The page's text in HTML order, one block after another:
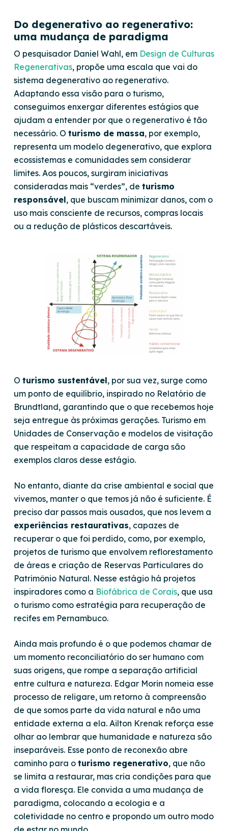
Do degenerativo ao regenerativo:
uma mudança de paradigma
O pesquisador Daniel Wahl, em Design de Culturas
Regenerativas, propõe uma escala que vai do
sistema degenerativo ao regenerativo.
Adaptando essa visão para o turismo,
conseguimos enxergar diferentes estágios que
ajudam a entender por que o regenerativo é tão
necessário. O turismo de massa, por exemplo,
representa um modelo degenerativo, que explora
ecossistemas e comunidades sem considerar
limites. Aos poucos, surgiram iniciativas
consideradas mais “verdes”, de turismo
responsável, que buscam minimizar danos, com o
uso mais consciente de recursos, compras locais
ou a redução de plásticos descartáveis.
O turismo sustentável, por sua vez, surge como
um ponto de equilíbrio, inspirado no Relatório de
Brundtland, garantindo que o que recebemos hoje
seja entregue às próximas gerações. Turismo em
Unidades de Conservação e modelos de visitação
que respeitam a capacidade de carga são
exemplos claros desse estágio.
No entanto, diante da crise ambiental e social que
vivemos, manter o que temos já não é suficiente. É
preciso dar passos mais ousados, que nos levem a
experiências restaurativas, capazes de
recuperar o que foi perdido, como, por exemplo,
projetos de turismo que envolvem reflorestamento
de áreas e criação de Reservas Particulares do
Patrimônio Natural. Nesse estágio há projetos
inspiradores como a Biofábrica de Corais, que usa
o turismo como estratégia para recuperação de
recifes em Pernambuco.
Ainda mais profundo é o que podemos chamar de
um momento reconciliatório do ser humano com
suas origens, que rompe a separação artificial
entre cultura e natureza. Edgar Morin nomeia esse
processo de religare, um retorno à compreensão
de que somos parte da vida natural e não uma
entidade externa a ela. Ailton Krenak reforça esse
olhar ao lembrar que humanidade e natureza são
inseparáveis. Esse ponto de reconexão abre
caminho para o turismo regenerativo, que não
se limita a restaurar, mas cria condições para que
a vida floresça. Ele convida a uma mudança de
paradigma, colocando a ecologia e a
coletividade no centro e propondo um outro modo